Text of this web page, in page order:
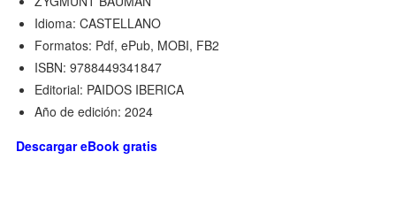
Idioma: CASTELLANO
Formatos: Pdf, ePub, MOBI, FB2
ISBN: 9788449341847
Editorial: PAIDOS IBERICA
Año de edición: 2024
Descargar eBook gratis